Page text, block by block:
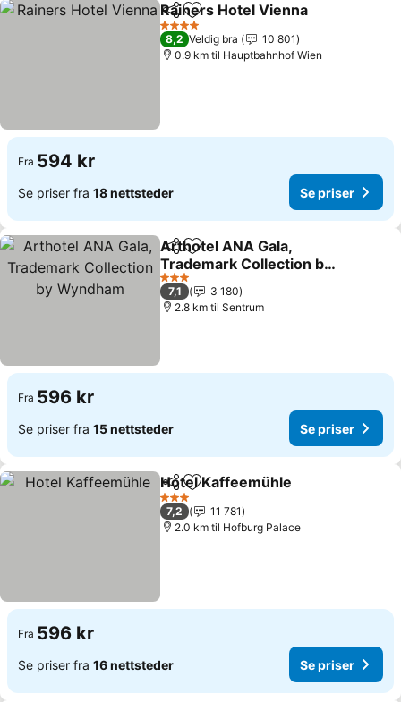
Del Legg til i favoritter
Rainers Hotel Vienna
4 Stjerner
8,2 Veldig bra
10 801
0.9 km til Hauptbahnhof Wien
Fra 594 kr
Se priser fra 18 nettsteder Se priser
Del Legg til i favoritter
Arthotel ANA Gala,
Trademark Collection by
Wyndham
Se priser
3 Stjerner
7,1
3 180
2.8 km til Sentrum
Fra 596 kr
Se priser fra 15 nettsteder Se priser
Del Legg til i favoritter
Hotel Kaffeemühle
3 Stjerner
7,2
11 781
2.0 km til Hofburg Palace
Fra 596 kr
Se priser fra 16 nettsteder Se priser